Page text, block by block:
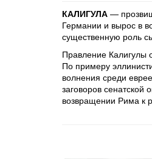
КАЛИГУЛА —
Германии и вырос в
существенную роль
Правление Калигулы
По примеру
волнения среди
заговоров сенатской
возвращении Рима к